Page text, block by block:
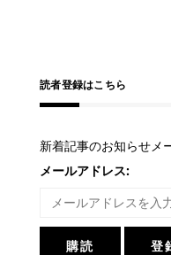
読者登録はこちら
新着記事のお知らせメ
メールアドレス: